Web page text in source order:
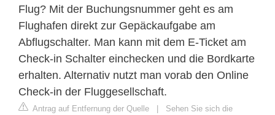
Flug? Mit der Buchungsnummer geht es am
Flughafen direkt zur Gepäckaufgabe am
Abflugschalter. Man kann mit dem E-Ticket am
Check-in Schalter einchecken und die Bordkarte
erhalten. Alternativ nutzt man vorab den Online
Check-in der Fluggesellschaft.
Antrag auf Entfernung der Quelle
Sehen Sie sich die